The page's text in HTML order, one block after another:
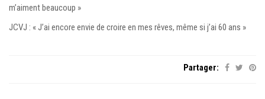
m’aiment beaucoup »
JCVJ : « J’ai encore envie de croire en mes rêves, même si j’ai 60 ans »
Partager: